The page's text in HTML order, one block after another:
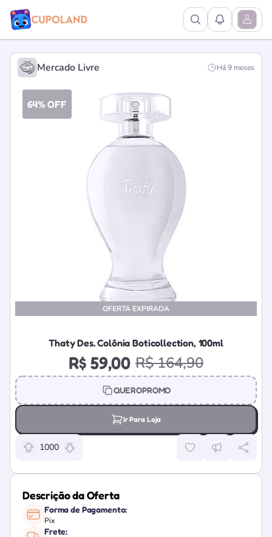
Ver Pesquisa
Ver Abrir
64% OFF
OFERTA EXPIRADA
Mercado Livre Há 9 meses
Thaty Des. Colônia Boticollection, 100ml
R$ 59,00 R$ 164,90
QUEROPROMO
Ir Para Loja
Relevância da oferta: 1000 pontos
1000
Descrição da Oferta
Forma de Pagamento:
Pix
Frete: